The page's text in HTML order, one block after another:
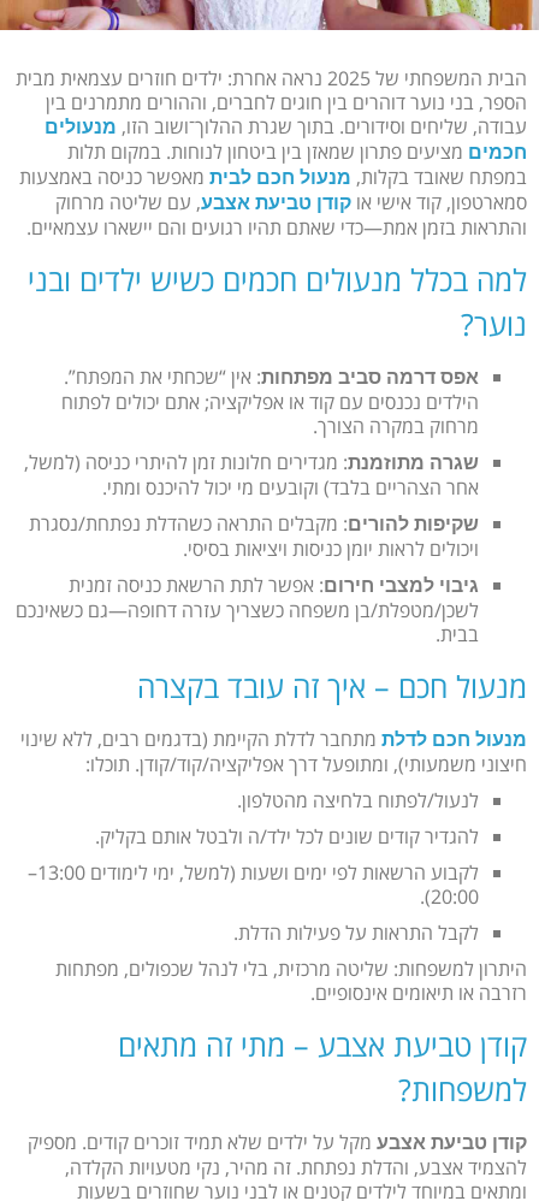
הבית המשפחתי של 2025 נראה אחרת: ילדים חוזרים עצמאית מבית
הספר, בני נוער דוהרים בין חוגים לחברים, וההורים מתמרנים בין
עבודה, שליחים וסידורים. בתוך שגרת ההלוך־ושוב הזו, מנעולים
חכמים מציעים פתרון שמאזן בין ביטחון לנוחות. במקום תלות
במפתח שאובד בקלות, מנעול חכם לבית מאפשר כניסה באמצעות
סמארטפון, קוד אישי או קודן טביעת אצבע, עם שליטה מרחוק
והתראות בזמן אמת—כדי שאתם תהיו רגועים והם יישארו עצמאיים.
למה בכלל מנעולים חכמים כשיש ילדים ובני
נוער?
אפס דרמה סביב מפתחות: אין “שכחתי את המפתח”.
הילדים נכנסים עם קוד או אפליקציה; אתם יכולים לפתוח
מרחוק במקרה הצורך.
שגרה מתוזמנת: מגדירים חלונות זמן להיתרי כניסה (למשל,
אחר הצהריים בלבד) וקובעים מי יכול להיכנס ומתי.
שקיפות להורים: מקבלים התראה כשהדלת נפתחת/נסגרת
ויכולים לראות יומן כניסות ויציאות בסיסי.
גיבוי למצבי חירום: אפשר לתת הרשאת כניסה זמנית
לשכן/מטפלת/בן משפחה כשצריך עזרה דחופה—גם כשאינכם
בבית.
מנעול חכם – איך זה עובד בקצרה
מנעול חכם לדלת מתחבר לדלת הקיימת (בדגמים רבים, ללא שינוי
חיצוני משמעותי), ומתופעל דרך אפליקציה/קוד/קודן. תוכלו:
לנעול/לפתוח בלחיצה מהטלפון.
להגדיר קודים שונים לכל ילד/ה ולבטל אותם בקליק.
לקבוע הרשאות לפי ימים ושעות (למשל, ימי לימודים 13:00–
20:00).
לקבל התראות על פעילות הדלת.
היתרון למשפחות: שליטה מרכזית, בלי לנהל שכפולים, מפתחות
רזרבה או תיאומים אינסופיים.
קודן טביעת אצבע – מתי זה מתאים
למשפחות?
קודן טביעת אצבע מקל על ילדים שלא תמיד זוכרים קודים. מספיק
להצמיד אצבע, והדלת נפתחת. זה מהיר, נקי מטעויות הקלדה,
ומתאים במיוחד לילדים קטנים או לבני נוער שחוזרים בשעות